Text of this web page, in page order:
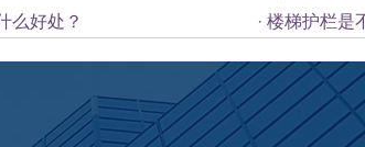
么好处？ · 楼梯护栏是